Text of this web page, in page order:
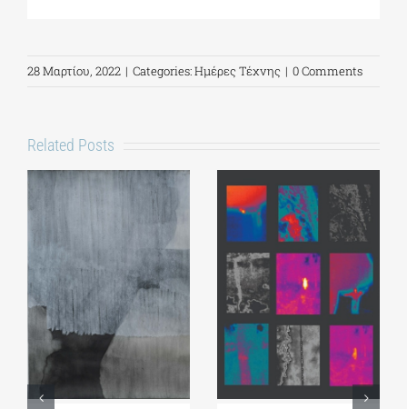
28 Μαρτίου, 2022 | Categories:Ημέρες Τέχνης | 0 Comments
Related Posts